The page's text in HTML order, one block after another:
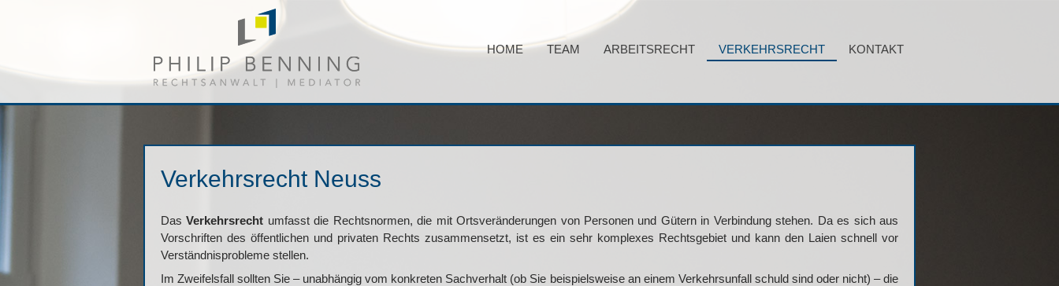
HOME TEAM ARBEITSRECHT VERKEHRSRECHT KONTAKT
Verkehrsrecht Neuss
DasVerkehrsrecht umfasst die Rechtsnormen, die mit Ortsveränderungen von Personen und Gütern in Verbindung stehen. Da es sich aus
Vorschriften des öffentlichen und privaten Rechts zusammensetzt, ist es ein sehr komplexes Rechtsgebiet und kann den Laien schnell vor
Verständnisprobleme stellen.
Im Zweifelsfall sollten Sie – unabhängig vom konkreten Sachverhalt (ob Sie beispielsweise an einem Verkehrsunfall schuld sind oder nicht) – die